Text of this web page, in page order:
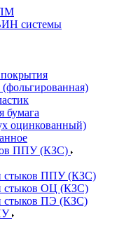
системы
бумага
оцинкованный)
ППУ (КЗС)
стыков ППУ (КЗС)
стыков ОЦ (КЗС)
стыков ПЭ (КЗС)